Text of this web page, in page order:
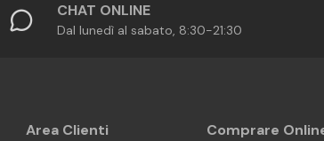
CHAT ONLINE
Dal lunedì al sabato, 8:30-21:30
Area Clienti Comprare